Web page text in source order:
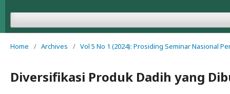
Home / Archives / Vol 5 No 1 (2024): Prosiding Seminar Nasional
Diversifikasi Produk Dadih yang